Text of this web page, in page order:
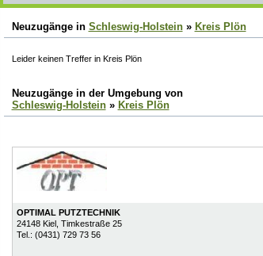
Neuzugänge in Schleswig-Holstein» Kreis Plön
Leider keinen Treffer in Kreis Plön
Neuzugänge in der Umgebung von
Schleswig-Holstein» Kreis Plön
OPTIMAL PUTZTECHNIK
24148 Kiel, Timkestraße 25
Tel.: (0431) 729 73 56